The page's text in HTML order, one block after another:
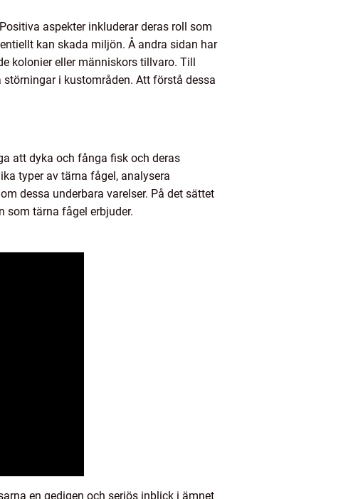
aspekter inkluderar deras roll som
kan skada miljön. Å andra sidan har
kolonier eller människors tillvaro. Till
i kustområden. Att förstå dessa
att dyka och fånga fisk och deras
typer av tärna fågel, analysera
dessa underbara varelser. På det sättet
som tärna fågel erbjuder.
en gedigen och seriös inblick i ämnet